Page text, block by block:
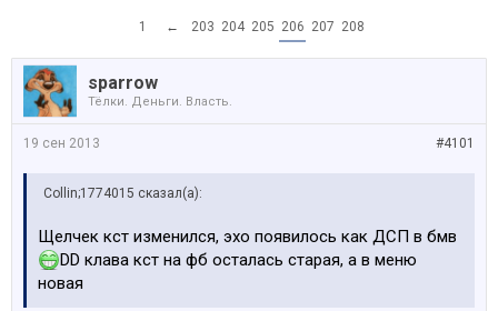
1 ← 203 204 205 206 207 208
sparrow
Тёлки. Деньги. Власть.
#4101
19 сен 2013
Collin;1774015 сказал(а):
Щелчек кст изменился, эхо появилось как ДСП в бмв
DD клава кст на фб осталась старая, а в меню
новая